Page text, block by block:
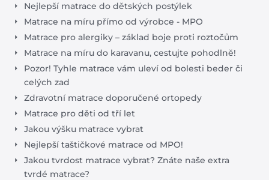
Nejlepší matrace do dětských postýlek
Matrace na míru přímo od výrobce - MPO
Matrace pro alergiky – základ boje proti roztočům
Matrace na míru do karavanu, cestujte pohodlně!
Pozor! Tyhle matrace vám uleví od bolesti beder či
celých zad
Zdravotní matrace doporučené ortopedy
Matrace pro děti od tří let
Jakou výšku matrace vybrat
Nejlepší taštičkové matrace od MPO!
Jakou tvrdost matrace vybrat? Znáte naše extra
tvrdé matrace?